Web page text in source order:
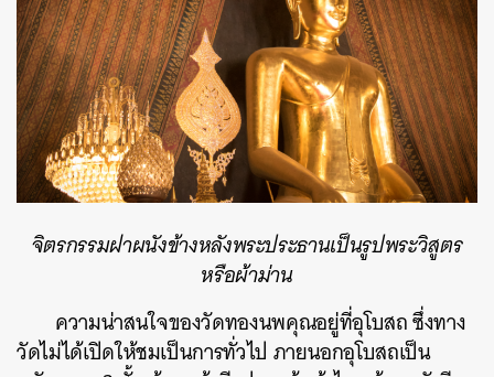
จิตรกรรมฝาผนังข้างหลังพระประธานเป็นรูปพระวิสูตร
หรือผ้าม่าน
ความน่าสนใจของวัดทองนพคุณอยู่ที่อุโบสถ ซึ่งทาง
วัดไม่ได้เปิดให้ชมเป็นการทั่วไป ภายนอกอุโบสถเป็น